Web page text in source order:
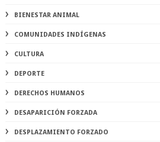
BIENESTAR ANIMAL
COMUNIDADES INDÍGENAS
CULTURA
DEPORTE
DERECHOS HUMANOS
DESAPARICIÓN FORZADA
DESPLAZAMIENTO FORZADO